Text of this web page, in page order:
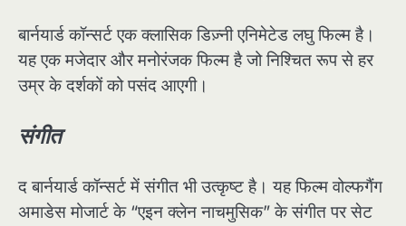
बार्नयार्ड कॉन्सर्ट एक क्लासिक डिज़्नी एनिमेटेड लघु फिल्म है।
यह एक मजेदार और मनोरंजक फिल्म है जो निश्चित रूप से हर
उम्र के दर्शकों को पसंद आएगी।
संगीत
द बार्नयार्ड कॉन्सर्ट में संगीत भी उत्कृष्ट है। यह फिल्म वोल्फगैंग
अमाडेस मोजार्ट के “एइन क्लेन नाचमुसिक” के संगीत पर सेट